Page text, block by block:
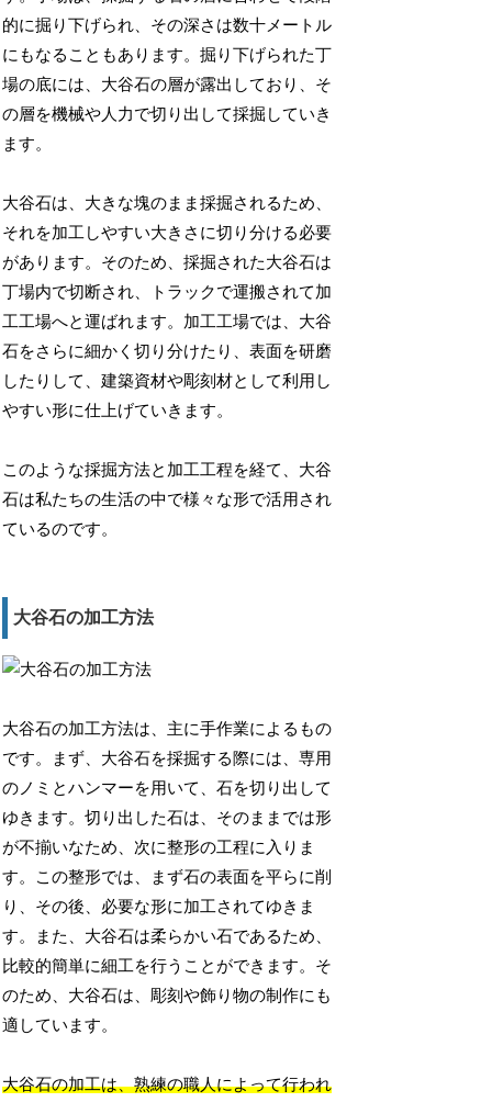
的に掘り下げられ、その深さは数十メートル
にもなることもあります。掘り下げられた丁
場の底には、大谷石の層が露出しており、そ
の層を機械や人力で切り出して採掘していき
ます。
大谷石は、大きな塊のまま採掘されるため、
それを加工しやすい大きさに切り分ける必要
があります。そのため、採掘された大谷石は
丁場内で切断され、トラックで運搬されて加
工工場へと運ばれます。加工工場では、大谷
石をさらに細かく切り分けたり、表面を研磨
したりして、建築資材や彫刻材として利用し
やすい形に仕上げていきます。
このような採掘方法と加工工程を経て、大谷
石は私たちの生活の中で様々な形で活用され
ているのです。
大谷石の加工方法
大谷石の加工方法は、主に手作業によるもの
です。まず、大谷石を採掘する際には、専用
のノミとハンマーを用いて、石を切り出して
ゆきます。切り出した石は、そのままでは形
が不揃いなため、次に整形の工程に入りま
す。この整形では、まず石の表面を平らに削
り、その後、必要な形に加工されてゆきま
す。また、大谷石は柔らかい石であるため、
比較的簡単に細工を行うことができます。そ
のため、大谷石は、彫刻や飾り物の制作にも
適しています。
大谷石の加工は、熟練の職人によって行われ